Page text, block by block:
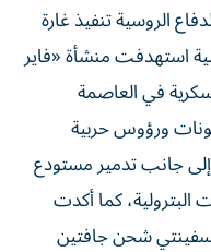
الروسية تنفيذ غارة
استهدفت منشأة «فاير
العسكرية في العاصمة
ورؤوس حربية
5 فلامينغو»، إلى جانب تدمير مستودع
البترولية، كما أكدت
شحن جافتين